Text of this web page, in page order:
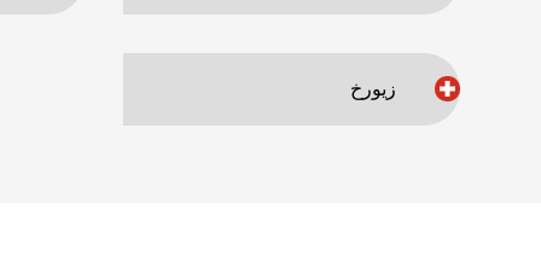
زيورخ